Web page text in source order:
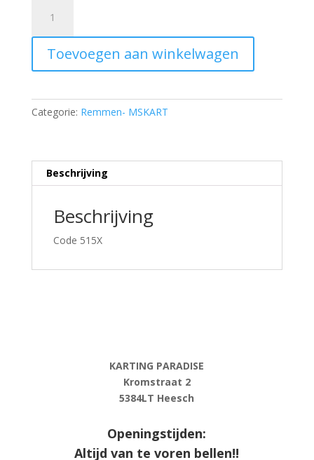
washer
D
10,5
x
20
x
mm
-
Toevoegen aan winkelwagen
Categorie: Remmen- MSKART
Beschrijving
Beschrijving
Code 515X
KARTING PARADISE
Kromstraat 2
5384LT Heesch
Openingstijden:
Altijd van te voren bellen!!